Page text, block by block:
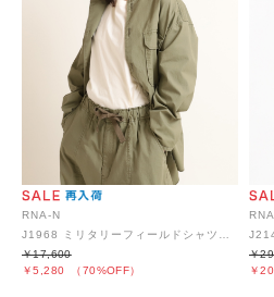
RNA-N
J1968 ミリタリーフィールドシャツジャケット
￥5,280 （70%OFF）
￥17,600
￥
￥